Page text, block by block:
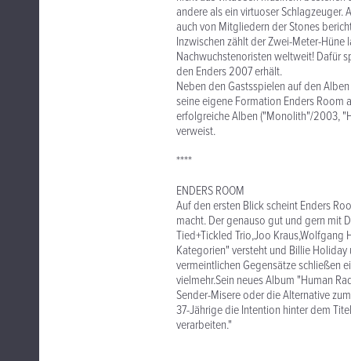
andere als ein virtuoser
auch von Mitgliedern der Stones
Inzwischen zählt der Zwei-Meter-
Nachwuchstenoristen weltweit! Dafür
den Enders 2007 erhält.
Neben den Gastsspielen auf den
seine eigene Formation Enders Room
erfolgreiche Alben ("Monolith"/2003,
verweist.
****
ENDERS ROOM
Auf den ersten Blick scheint Enders
macht. Der genauso gut und gern mit
Tied+Tickled Trio,Joo Kraus,Wolfgang
Kategorien" versteht und Billie
vermeintlichen Gegensätze schließen
vielmehr.Sein neues Album "Human
Sender-Misere oder die Alternative
37-Jährige die Intention hinter dem
verarbeiten."